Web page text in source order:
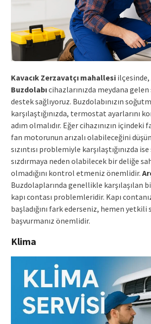
Kavacık Zerzavatçı mahallesiilçesinde,
Buzdolabıcihazlarınızda meydana
destek sağlıyoruz. Buzdolabınızın
karşılaştığınızda, termostat ayarlarını
adım olmalıdır. Eğer cihazınızın içindeki
fan motorunun arızalı olabileceğini
sızıntısı problemiyle karşılaştığınızda
sızdırmaya neden olabilecek bir deliğe
olmadığını kontrol etmeniz önemlidir.
Buzdolaplarında genellikle karşılaşılan
kapı contası problemleridir. Kapı
başladığını fark ederseniz, hemen yetkili
başvurmanız önemlidir.
Klima